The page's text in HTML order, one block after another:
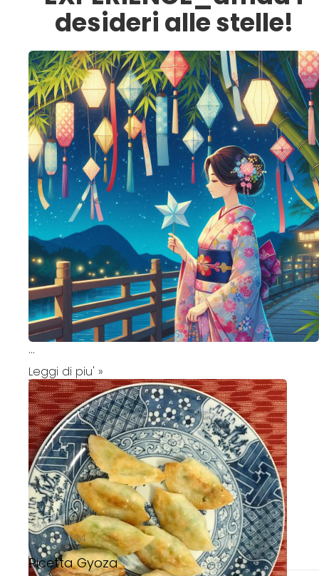
desideri alle stelle!
...
Leggi di piu' »
Giu 10 2024
Ricetta Gyoza